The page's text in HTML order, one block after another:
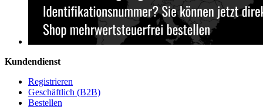
Kundendienst
Registrieren
Geschäftlich (B2B)
Bestellen